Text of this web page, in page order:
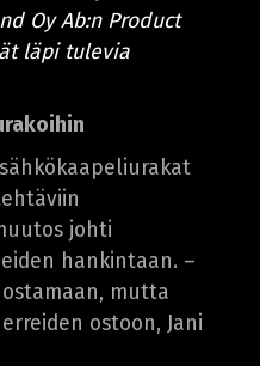
Oy Ab:n Product
läpi tulevia
johti
hankintaan. –
mutta
ostoon, Jani